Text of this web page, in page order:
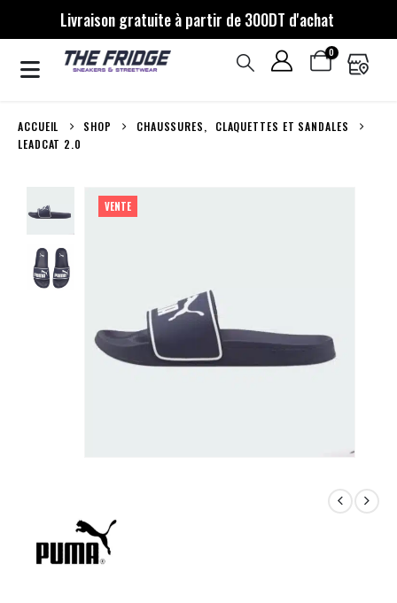
Livraison gratuite à partir de 300DT d'achat
0
ACCUEIL SHOP CHAUSSURES,
CLAQUETTES ET SANDALES
LEADCAT 2.0
VENTE